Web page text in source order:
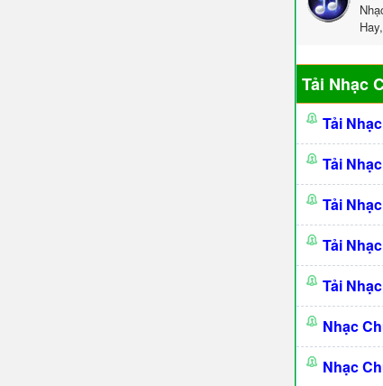
Tải Nhạc
Tải
Tải
Tải
Tải
Tải
Nhạc
Nhạc